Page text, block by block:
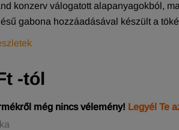
konzerv válogatott alapanyagokból,
gabona hozzáadásával készült a
-tól
még nincs vélemény! Legyél Te